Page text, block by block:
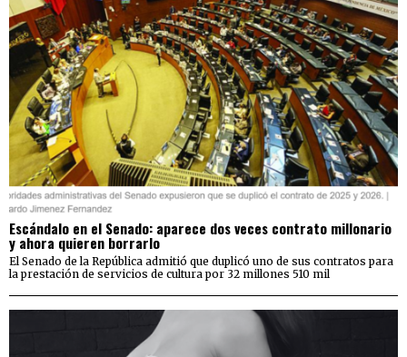
Escándalo en el Senado: aparece dos veces contrato millonario
y ahora quieren borrarlo
El Senado de la República admitió que duplicó uno de sus contratos para
la prestación de servicios de cultura por 32 millones 510 mil